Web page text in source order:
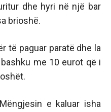
dhe hyri në një bar
brioshë.
të paguar paratë dhe la
me 10 eurot që i
e kaluar isha